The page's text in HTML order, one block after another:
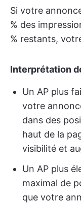
Si votre
% des
% restants,
Interprétation
Un AP plus
votre
dans des
haut de la
visibilité et
Un AP plus
maximal de
que votre